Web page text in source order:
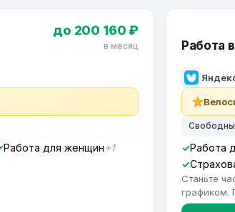
до 200 160 ₽
в месяц
Работа для женщин +1
Работа
Работа
Станьте
графиком.